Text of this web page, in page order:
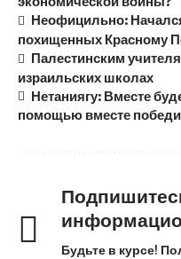
Неофицильно:
похищенных Красному
Палестинским
израильских школах
Нетаниягу: Вместе
помощью вместе
Будьте в курсе!